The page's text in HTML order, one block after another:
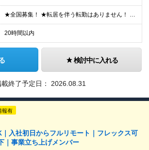
★全国募集！ ★転居を伴う転勤はありません！ ★U・Iターン歓迎！ ＼本社／ 東京都新宿区西新宿1-20-3 西新宿髙木ビル2階 ＼希望の拠点・営業所に配属します！／ 【北海道・東北エリア】 北海
20時間以内
検討中に入れる
終了予定日： 2026.08.31
報有
入社初日からフルリモート｜フレックス可
｜事業立ち上げメンバー